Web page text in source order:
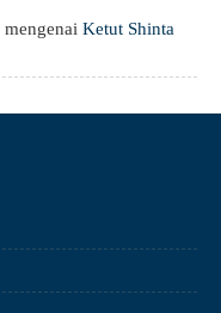
mengenai Ketut Shinta